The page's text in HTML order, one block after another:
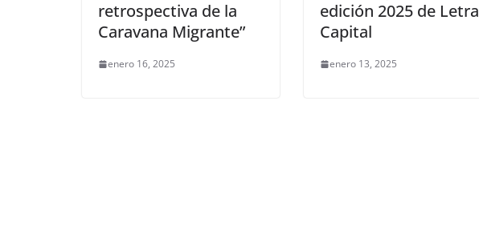
retrospectiva de la
Caravana Migrante”
enero 16, 2025
edición 2025 de Letra
Capital
enero 13, 2025